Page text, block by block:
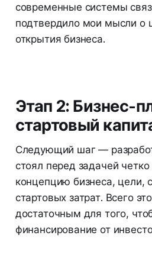
современные системы
подтвердило мои мысли о
открытия бизнеса.
Этап 2: Бизнес-
стартовый
Следующий шаг —
стоял перед задачей четко
концепцию бизнеса, цели,
стартовых затрат. Всего
достаточным для того,
финансирование от